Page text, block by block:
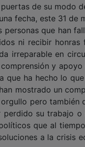
de su modo
fecha, este 31 de
personas que han
ni recibir
irreparable en
y
que ha hecho lo
mostrado un
pero también
perdido su trabajo
que al
a la crisis